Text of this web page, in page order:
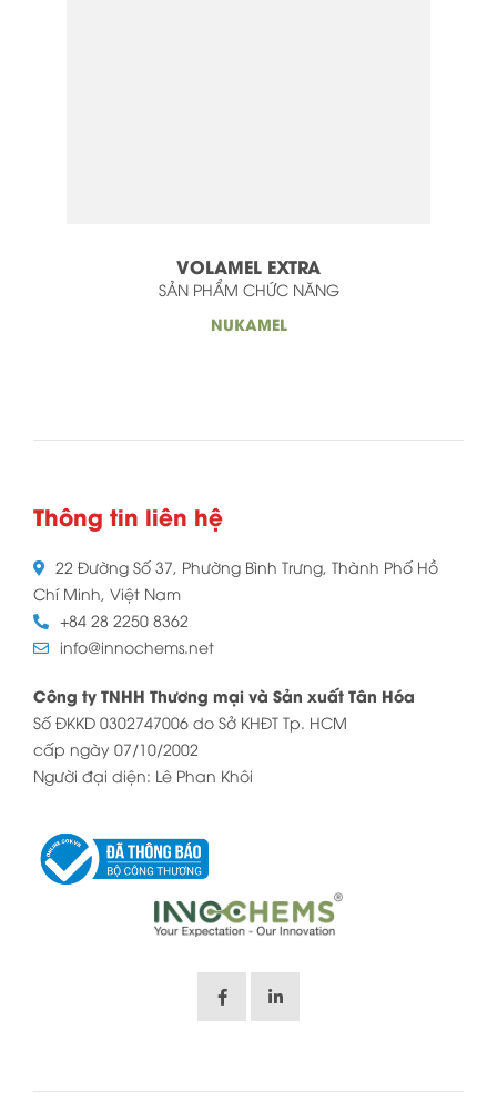
VOLAMEL EXTRA
SẢN PHẨM CHỨC NĂNG
NUKAMEL
Thông tin liên hệ
22 Đường Số 37, Phường Bình Trưng, Thành Phố Hồ
Chí Minh, Việt Nam
+84 28 2250 8362
info@innochems.net
Công ty TNHH Thương mại và Sản xuất Tân Hóa
Số ĐKKD 0302747006 do Sở KHĐT Tp. HCM
cấp ngày 07/10/2002
Người đại diện: Lê Phan Khôi